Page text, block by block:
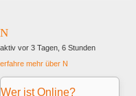
N
aktiv vor 3 Tagen, 6 Stunden
erfahre mehr über N
Wer ist Online?